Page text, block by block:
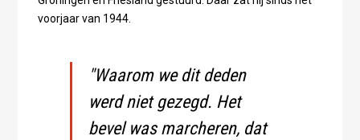
voorjaar van 1944.
"Waarom we dit deden
werd niet gezegd. Het
bevel was marcheren, dat